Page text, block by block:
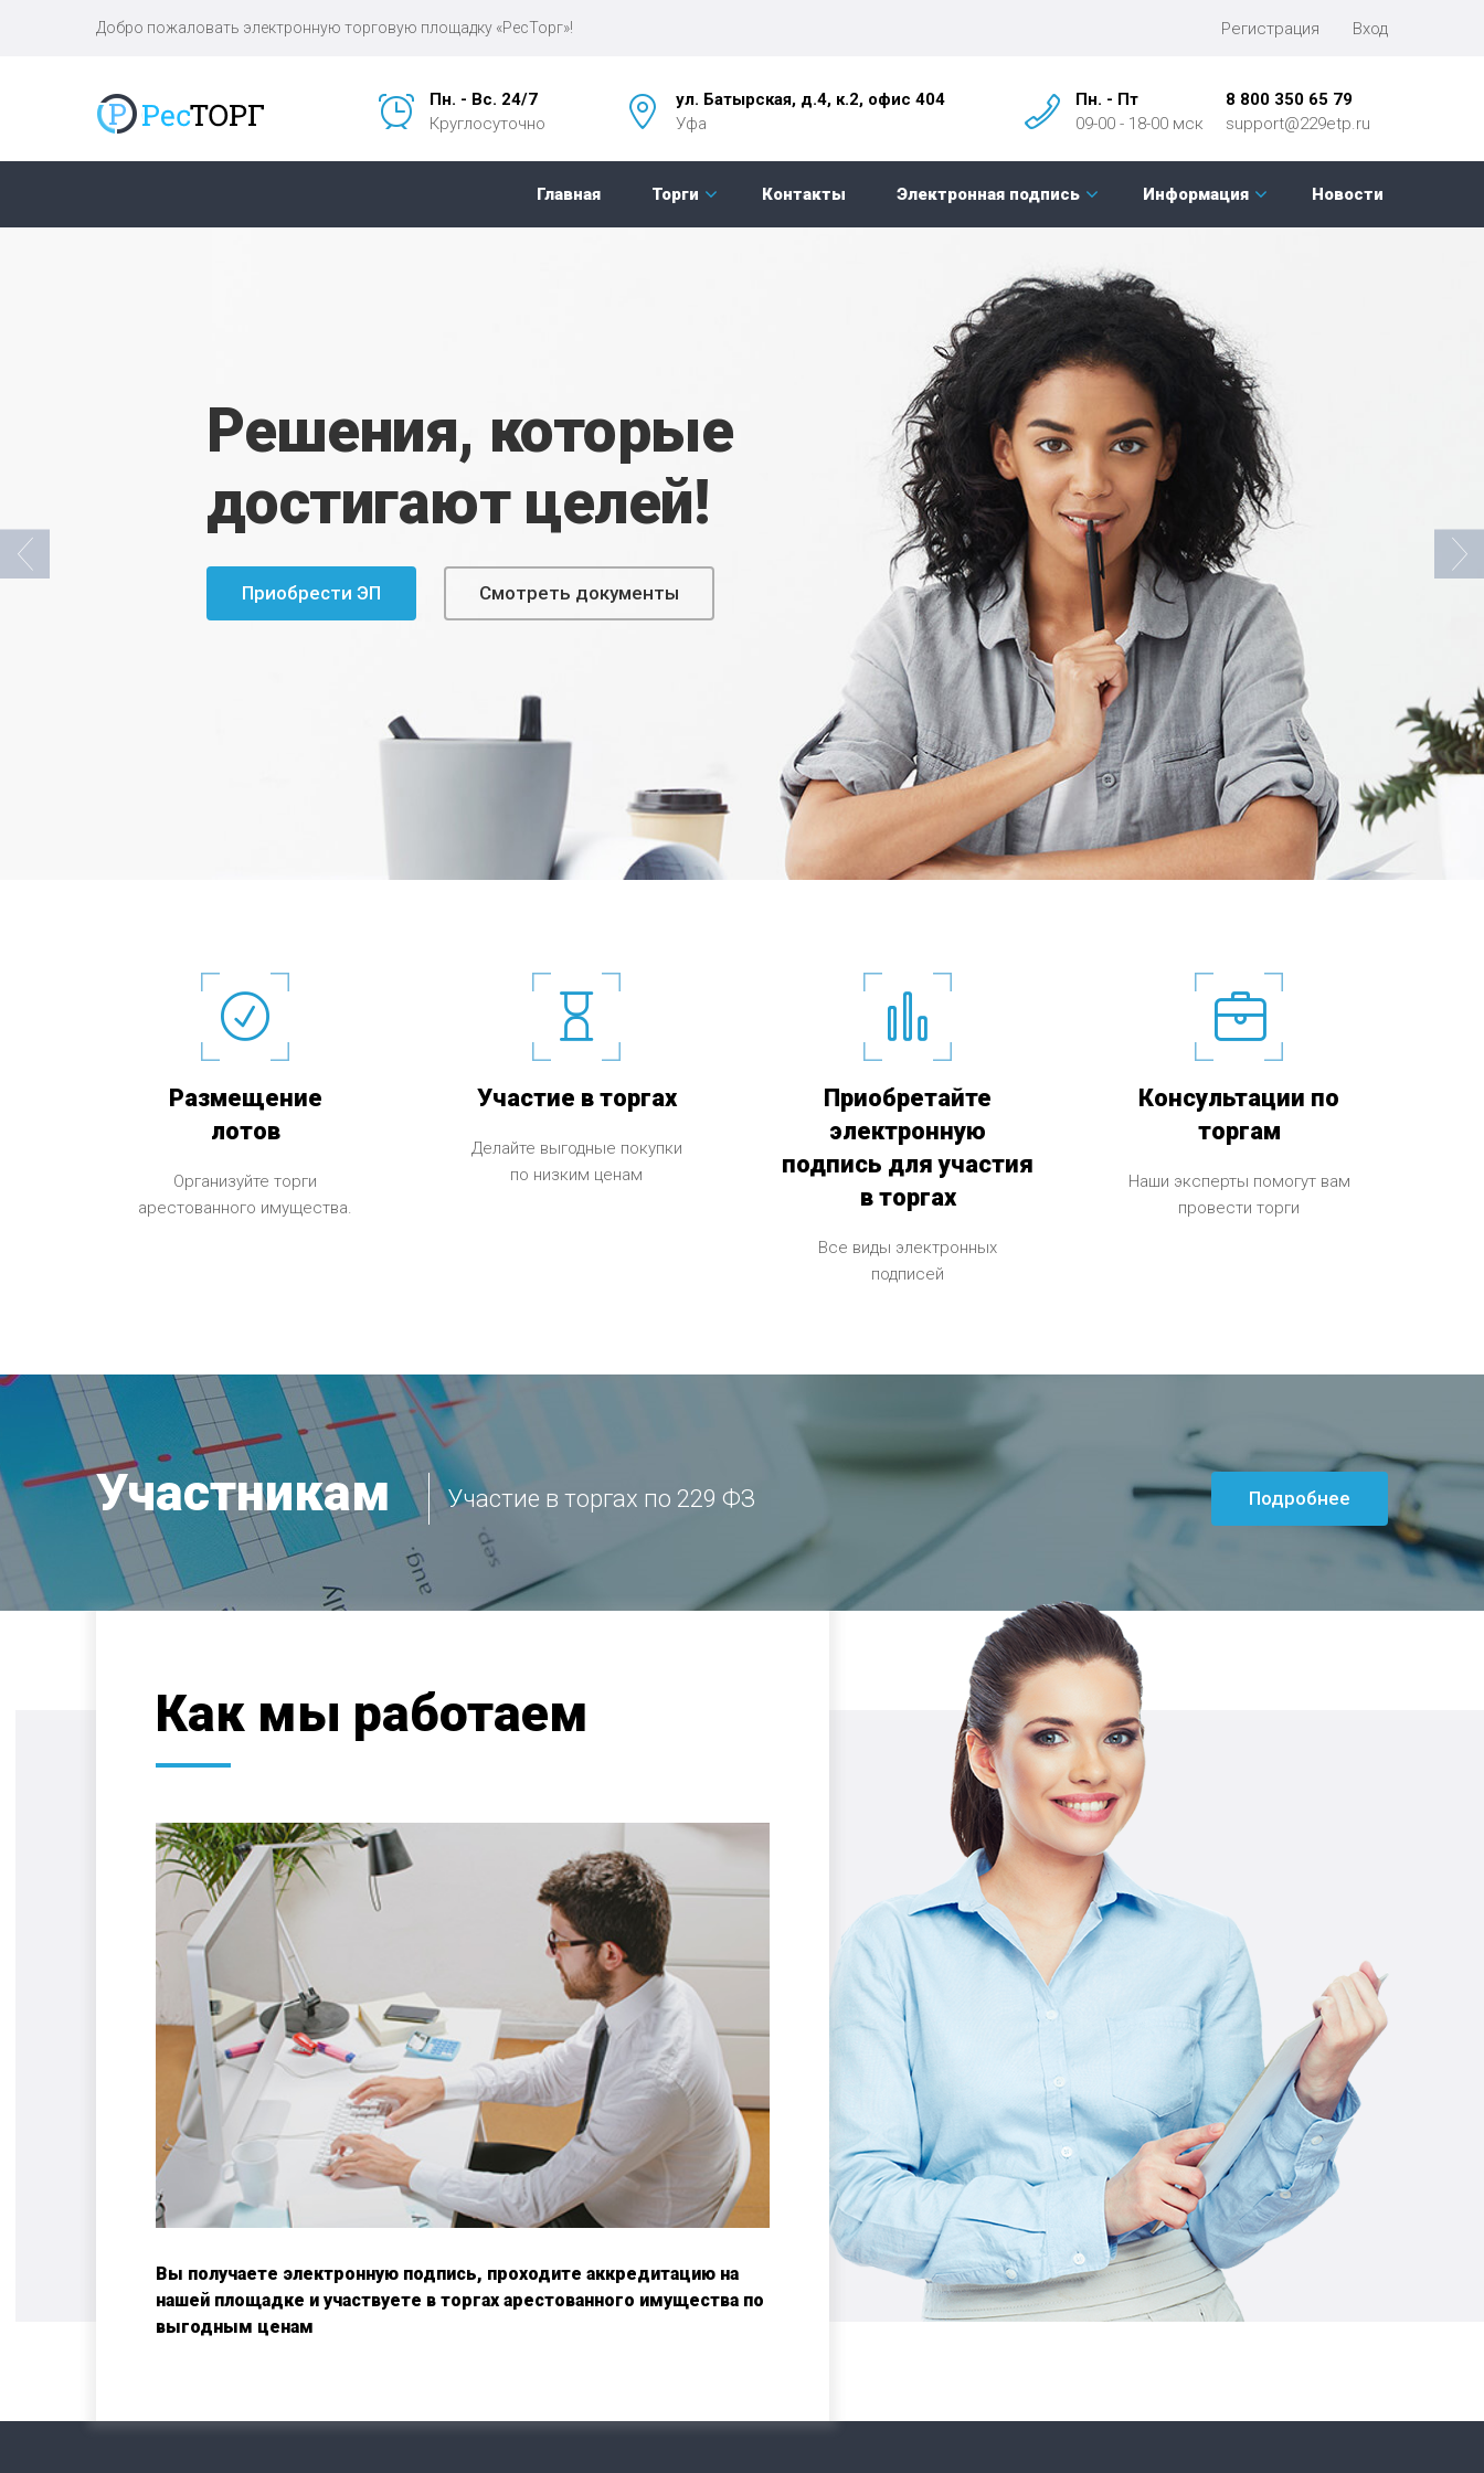
Добро пожаловать электронную торговую площадку «РесТорг»! Регистрация Вход
Пн. - Вс. 24/7
Круглосуточно
ул. Батырская, д.4, к.2, офис 404
Уфа
Пн. - Пт
09-00 - 18-00 мск
8 800 350 65 79
support@229etp.ru
Главная Торги Контакты Электронная подпись Информация Новости
Решения, которые
достигают целей!
Приобрести ЭП Смотреть документы
Размещение
лотов
Организуйте торги
арестованного имущества.
Участие в торгах
Делайте выгодные покупки
по низким ценам
Приобретайте
электронную
подпись для участия
в торгах
Все виды электронных
подписей
Консультации по
торгам
Наши эксперты помогут вам
провести торги
Участникам Участие в торгах по 229 ФЗ Подробнее
Как мы работаем
Вы получаете электронную подпись, проходите аккредитацию на
нашей площадке и участвуете в торгах арестованного имущества по
выгодным ценам